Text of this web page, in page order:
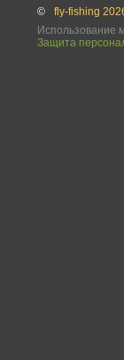
©
fly-fishing
Использование
Защита